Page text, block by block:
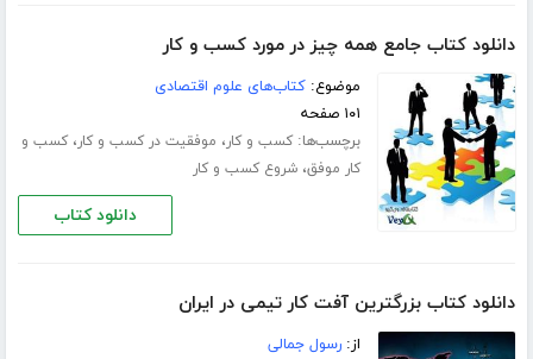
دانلود کتاب جامع همه چیز در مورد کسب و کار
موضوع:کتاب‌های علوم اقتصادی
۱۰۱ صفحه
برچسب‌ها:کسب و کار، موفقیت در کسب و کار،کسب و
کار موفق،شروع کسب و کار
دانلود کتاب
دانلود کتاب بزرگترین آفت کار تیمی در ایران
از:رسول جمالی